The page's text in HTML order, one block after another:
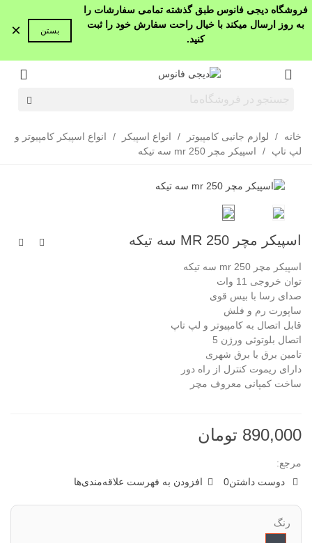
فروشگاه دیجی فانوس طبق گذشته تمامی سفارشات را
به روز ارسال میکند با خیال راحت سفارش خود را ثبت
کنید.
بستن ×
خانه / لوازم جانبی کامپیوتر / انواع اسپیکر /
انواع اسپیکر کامپیوتر و
لپ تاپ
/ اسپیکر مچر mr 250 سه تیکه
اسپیکر مچر MR 250 سه تیکه
اسپیکر مچر mr 250 سه تیکه
توان خروجی 11 وات
صدای رسا با بیس قوی
ساپورت رم و فلش
قابل اتصال به کامپیوتر و لپ تاپ
اتصال بلوتوثی ورژن 5
تامین برق با برق شهری
دارای ریموت کنترل از راه دور
ساخت کمپانی معروف مچر
890,000 تومان
مرجع:
دوست داشتن0 افزودن به فهرست علاقه‌مندی‌ها
رنگ